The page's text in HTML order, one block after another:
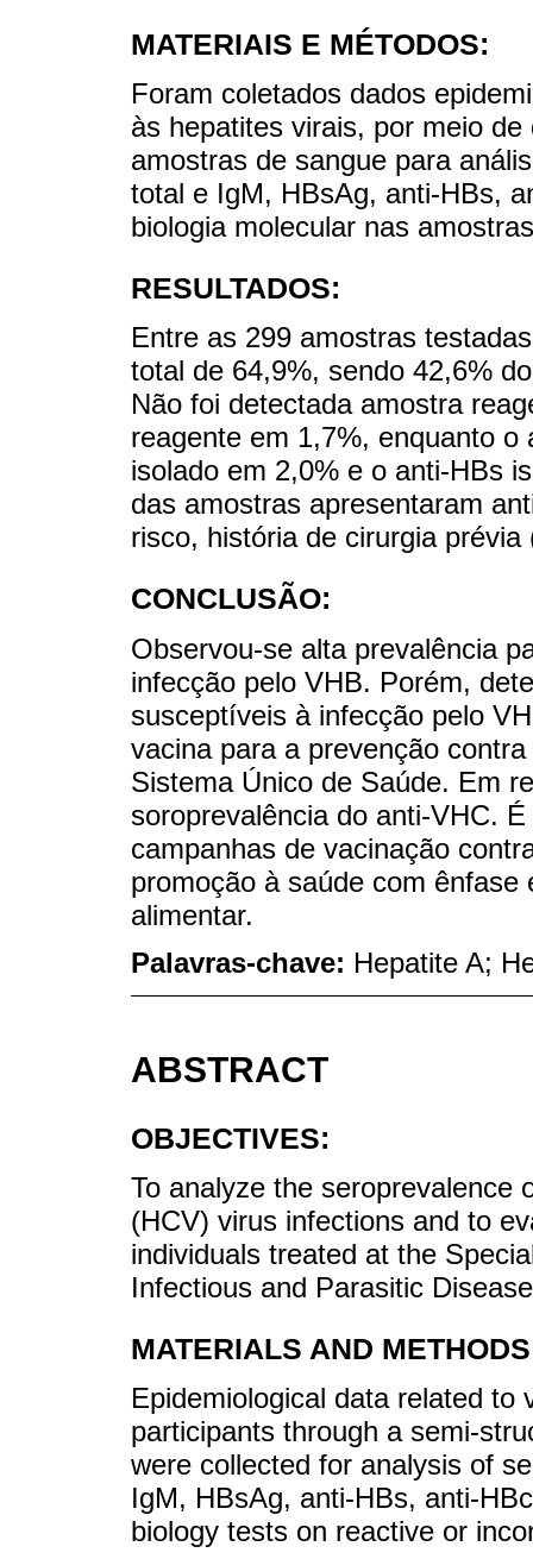
MATERIAIS E MÉTODOS:
Foram coletados dados
às hepatites virais, por meio
amostras de sangue para
total e IgM, HBsAg, anti-HBs,
biologia molecular nas
RESULTADOS:
Entre as 299 amostras
total de 64,9%, sendo 42,6%
Não foi detectada amostra
reagente em 1,7%, enquanto
isolado em 2,0% e o anti-HBs
das amostras apresentaram
risco, história de cirurgia
CONCLUSÃO:
Observou-se alta prevalência
infecção pelo VHB. Porém,
susceptíveis à infecção pelo
vacina para a prevenção
Sistema Único de Saúde. Em
soroprevalência do anti-VHC.
campanhas de vacinação
promoção à saúde com
alimentar.
Palavras-chave: Hepatite A;
ABSTRACT
OBJECTIVES:
To analyze the seroprevalence
(HCV) virus infections and to
individuals treated at the
Infectious and Parasitic
MATERIALS AND
Epidemiological data related to
participants through a semi-
were collected for analysis of
IgM, HBsAg, anti-HBs, anti-
biology tests on reactive or